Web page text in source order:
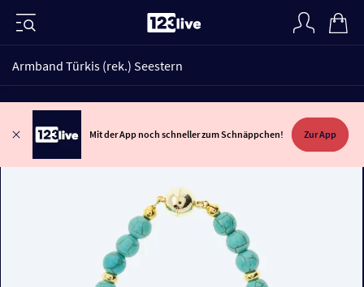
Armband Türkis (rek.) Seestern
Mit der App noch schneller zum Schnäppchen! Zur App